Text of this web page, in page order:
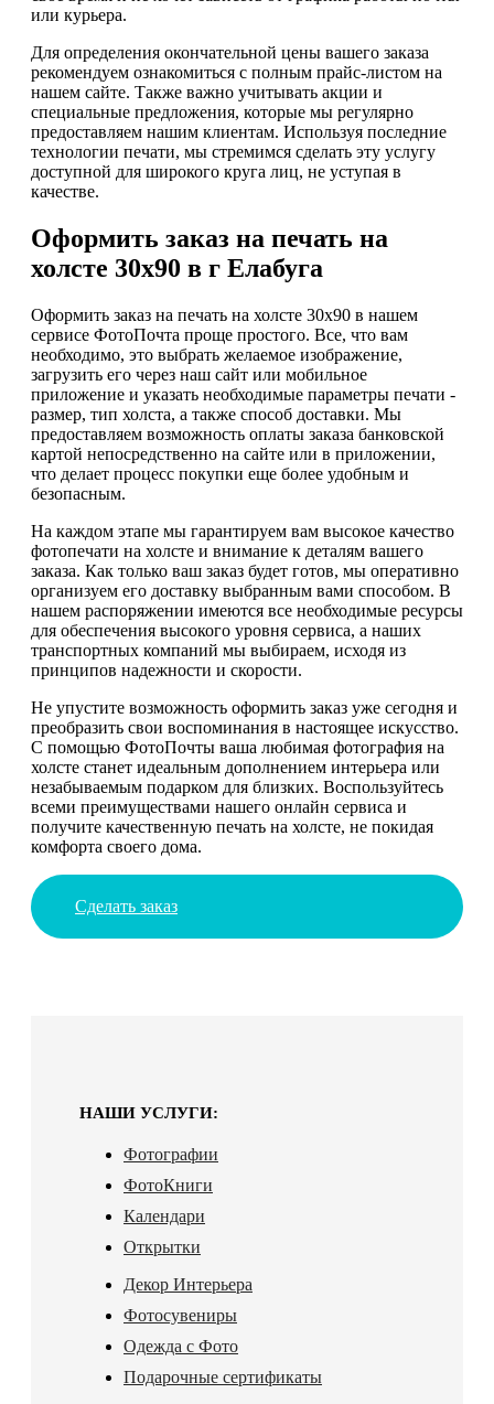
или курьера.
Для определения окончательной цены вашего заказа
рекомендуем ознакомиться с полным прайс-листом на
нашем сайте. Также важно учитывать акции и
специальные предложения, которые мы регулярно
предоставляем нашим клиентам. Используя последние
технологии печати, мы стремимся сделать эту услугу
доступной для широкого круга лиц, не уступая в
качестве.
Оформить заказ на печать на
холсте 30х90 в г Елабуга
Оформить заказ на печать на холсте 30х90 в нашем
сервисе ФотоПочта проще простого. Все, что вам
необходимо, это выбрать желаемое изображение,
загрузить его через наш сайт или мобильное
приложение и указать необходимые параметры печати -
размер, тип холста, а также способ доставки. Мы
предоставляем возможность оплаты заказа банковской
картой непосредственно на сайте или в приложении,
что делает процесс покупки еще более удобным и
безопасным.
На каждом этапе мы гарантируем вам высокое качество
фотопечати на холсте и внимание к деталям вашего
заказа. Как только ваш заказ будет готов, мы оперативно
организуем его доставку выбранным вами способом. В
нашем распоряжении имеются все необходимые ресурсы
для обеспечения высокого уровня сервиса, а наших
транспортных компаний мы выбираем, исходя из
принципов надежности и скорости.
Не упустите возможность оформить заказ уже сегодня и
преобразить свои воспоминания в настоящее искусство.
С помощью ФотоПочты ваша любимая фотография на
холсте станет идеальным дополнением интерьера или
незабываемым подарком для близких. Воспользуйтесь
всеми преимуществами нашего онлайн сервиса и
получите качественную печать на холсте, не покидая
комфорта своего дома.
Сделать заказ
НАШИ УСЛУГИ:
Фотографии
ФотоКниги
Календари
Открытки
Декор Интерьера
Фотосувениры
Одежда с Фото
Подарочные сертификаты